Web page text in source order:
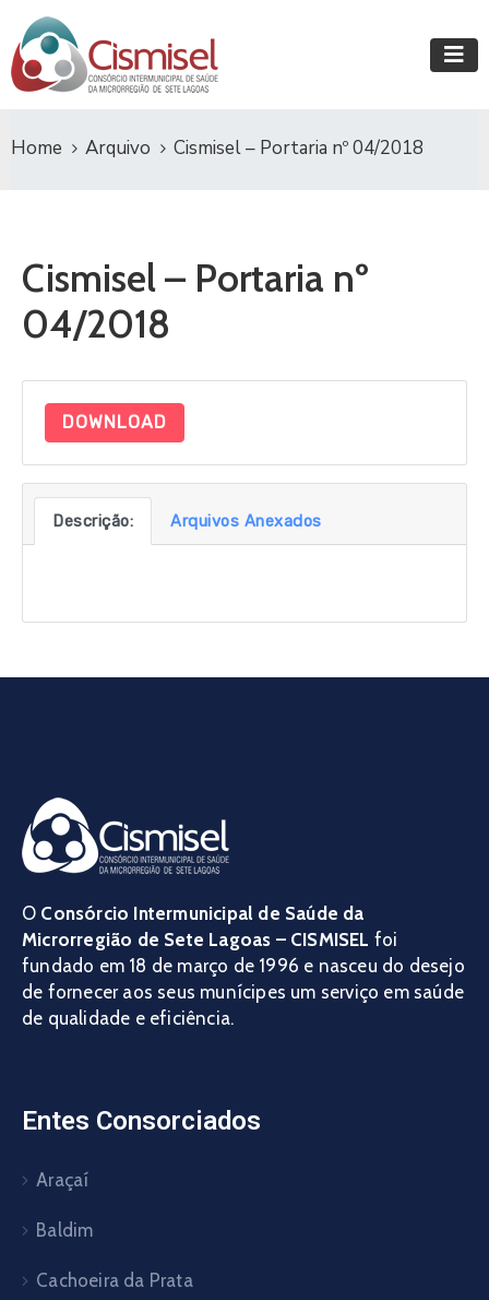
Home Arquivo Cismisel – Portaria nº 04/2018
Cismisel – Portaria nº
04/2018
DOWNLOAD
Descrição: Arquivos Anexados
O Consórcio Intermunicipal de Saúde da
Microrregião de Sete Lagoas – CISMISEL foi
fundado em 18 de março de 1996 e nasceu do desejo
de fornecer aos seus munícipes um serviço em saúde
de qualidade e eficiência.
Entes Consorciados
Araçaí
Baldim
Cachoeira da Prata